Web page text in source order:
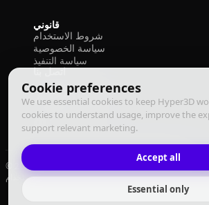
Cookie preferences
We use essential cookies to keep Hyper3D
cookies to understand usage, improve the
support relevant marketing.
Accept all
Essential only
قانوني
شروط الاستخدام
سياسة الخصوصية
سياسة التنفيذ
اتصل بنا
© 2026 Deemos Corporation. جميع الحقوق محفوظة
شروط الاستخدامسياسة الخصوصيةسياسة التنفيذ